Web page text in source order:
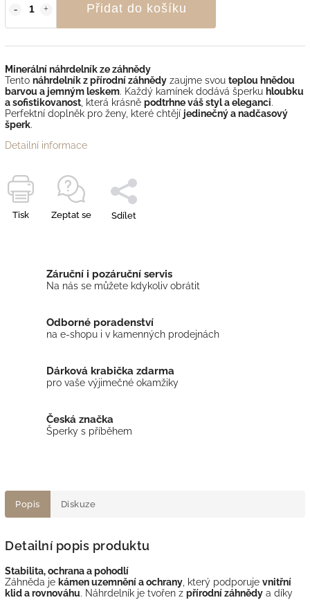
Přidat do košíku
Minerální náhrdelník ze záhnědy
Tento náhrdelník z přírodní záhnědy zaujme svou teplou hnědou
barvou a jemným leskem. Každý kamínek dodává šperku hloubku
a sofistikovanost , která krásně podtrhne váš styl a eleganci.
Perfektní doplněk pro ženy, které chtějí jedinečný a nadčasový
šperk.
Detailní informace
Tisk Zeptat se Sdílet
Záruční i pozáruční servis
Na nás se můžete kdykoliv obrátit
Odborné poradenství
na e-shopu i v kamenných prodejnách
Dárková krabička zdarma
pro vaše výjimečné okamžiky
Česká značka
Šperky s příběhem
Popis Diskuze
Detailní popis produktu
Stabilita, ochrana a pohodlí
Záhněda je kámen uzemnění a ochrany , který podporuje vnitřní
klid a rovnováhu. Náhrdelník je tvořen z přírodní záhnědy a díky